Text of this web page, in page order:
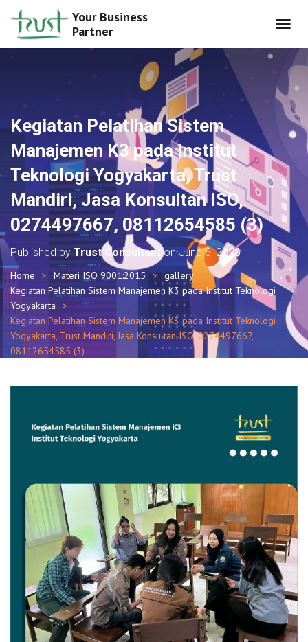
Your Business
Partner
O
N
G
A
T
I
O
N
Kegiatan Pelatihan Sistem
Manajemen K3 pada Institut
Teknologi Yogyakarta, Trust
Mandiri, Jasa Konsultan ISO,
0274497667, 08112654585 (3)
Published byTrust Consultant onJune 6, 2026
Home Materi ISO 9001:2015
gallery
Kegiatan Pelatihan Sistem Manajemen K3 pada Institut Teknologi
Yogyakarta
Kegiatan Pelatihan Sistem Manajemen K3 pada Institut Teknologi
Yogyakarta, Trust Mandiri, Jasa Konsultan ISO, 0274497667,
08112654585 (3)